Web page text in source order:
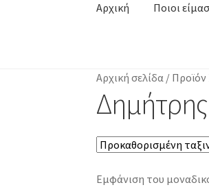
Αρχική Ποιοι
Αρχική σελίδα / Προϊόν
Εμφάνιση του